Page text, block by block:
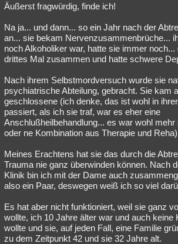
Äußerst fragwürdig, finde ich!
Na ja... und dann... so ein Jahr nach der
an... sie bekam Nervenzusammenbrüche...
noch Alkoholiker war, hatte sie immer
drittes Mal zusammen und hatte schwere
Nach ihrem Selbstmordversuch wurde sie
psychiatrische Abteilung, gebracht. Sie kam
geschlossene (ich denke, das ist wohl in
passiert, als ich sie traf, war es eher eine
Anschlußheilbehandlung... es war wohl
oder ne Kombination aus Therapie und
Meines Erachtens hat sie das durch die
Trauma nie ganz überwinden können. Nach
Klinik bin ich mit der Dame auch
also ein Paar, deswegen weiß ich so viel
Es hat aber nicht funktioniert, weil sie ganz
wollte, ich 10 Jahre älter war und auch keine
wollte und sie, auf jeden Fall, eine Familie
zu dem Zeitpunkt 42 und sie 32 Jahre alt.